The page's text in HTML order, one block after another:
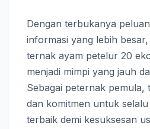
Dengan terbukanya
informasi yang lebih
ternak ayam petelur 20
menjadi mimpi yang jauh
Sebagai peternak pemula,
dan komitmen untuk
terbaik demi kesuksesan